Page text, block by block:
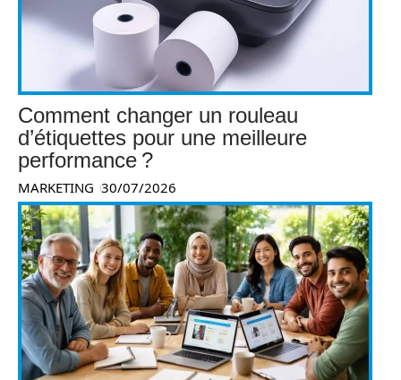
Comment changer un rouleau
d’étiquettes pour une meilleure
performance ?
MARKETING 30/07/2026